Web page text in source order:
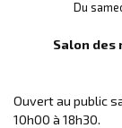
Du
Salon des
Ouvert au public
10h00 à 18h30.